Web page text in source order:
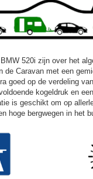
520i zijn over het
de Caravan met een
goed op de verdeling
kogeldruk en
is geschikt om op
hoge bergwegen in het